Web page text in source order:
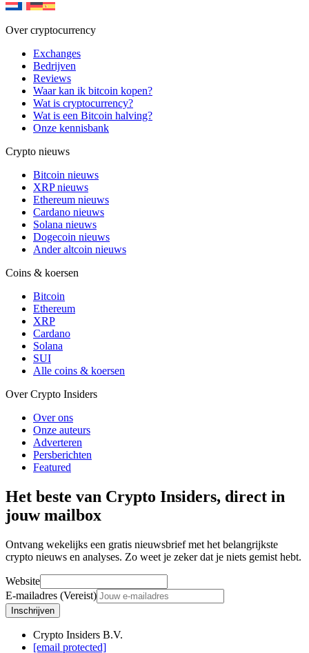
Over cryptocurrency
Exchanges
Bedrijven
Reviews
Waar kan ik bitcoin kopen?
Wat is cryptocurrency?
Wat is een Bitcoin halving?
Onze kennisbank
Crypto nieuws
Bitcoin nieuws
XRP nieuws
Ethereum nieuws
Cardano nieuws
Solana nieuws
Dogecoin nieuws
Ander altcoin nieuws
Coins & koersen
Bitcoin
Ethereum
XRP
Cardano
Solana
SUI
Alle coins & koersen
Over Crypto Insiders
Over ons
Onze auteurs
Adverteren
Persberichten
Featured
Het beste van Crypto Insiders, direct in
jouw mailbox
Ontvang wekelijks een gratis nieuwsbrief met het belangrijkste
crypto nieuws en analyses. Zo weet je zeker dat je niets gemist hebt.
Website
E-mailadres (Vereist)
Inschrijven
Crypto Insiders B.V.
[email protected]